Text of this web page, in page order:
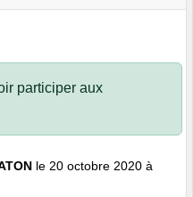
participer aux
le 20 octobre 2020 à